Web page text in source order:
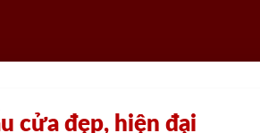
cửa đẹp, hiện đại